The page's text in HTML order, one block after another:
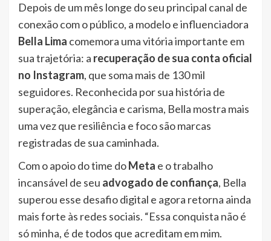
Depois de um mês longe do seu principal canal de
conexão com o público, a modelo e influenciadora
Bella Lima comemora uma vitória importante em
sua trajetória: a recuperação de sua conta oficial
no Instagram, que soma mais de 130 mil
seguidores. Reconhecida por sua história de
superação, elegância e carisma, Bella mostra mais
uma vez que resiliência e foco são marcas
registradas de sua caminhada.
Com o apoio do time doMeta e o trabalho
incansável de seu advogado de confiança, Bella
superou esse desafio digital e agora retorna ainda
mais forte às redes sociais. “Essa conquista não é
só minha, é de todos que acreditam em mim.